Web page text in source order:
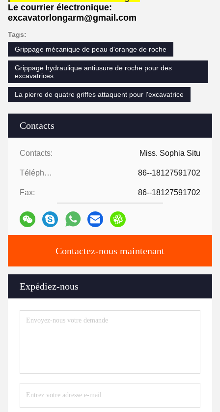
Contacts
Contacts: Miss. Sophia Situ
Téléphone: 86--18127591702
Fax: 86--18127591702
Contactez-nous maintenant
Expédiez-nous
Le courrier électronique:
excavatorlongarm@gmail.com
Tags:
Grippage mécanique de peau d'orange de roche
Grippage hydraulique antiusure de roche pour des
excavatrices
La pierre de quatre griffes attaquent pour l'excavatrice